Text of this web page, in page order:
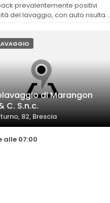
del lavaggio, con auto risultate
di Marangon
C. S.n.c.
82, Brescia
alle 07:00